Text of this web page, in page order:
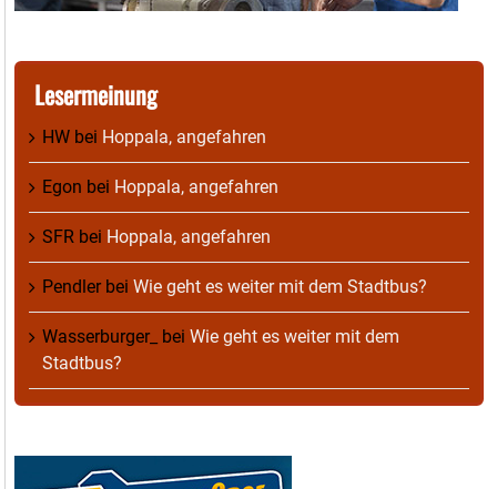
Lesermeinung
HW bei Hoppala, angefahren
Egon bei Hoppala, angefahren
SFR bei Hoppala, angefahren
Pendlerbei Wie geht es weiter mit dem Stadtbus?
Wasserburger_ bei Wie geht es weiter mit dem
Stadtbus?